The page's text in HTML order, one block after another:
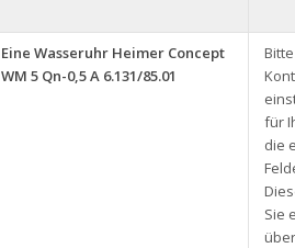
Eine Wasseruhr Heimer Concept
WM 5 Qn-0,5 A 6.131/85.01
für
die
Sie